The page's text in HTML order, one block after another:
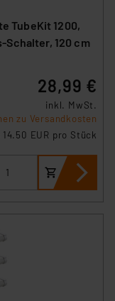
TubeKit 1200,
Schalter, 120 cm
28,99 €
inkl. MwSt.
zu Versandkosten
EUR pro Stück